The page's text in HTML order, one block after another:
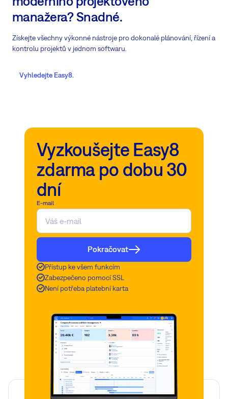
manažera? Snadné.
Získejte všechny výkonné nástroje pro dokonalé plánování, řízení a
kontrolu projektů v jednom softwaru.
Vyhledejte Easy8.
Vyzkoušejte Easy8
zdarma po dobu 30
dní
E-mail
Pokračovat
Přístup ke všem funkcím
Zabezpečeno pomocí SSL
Není potřeba platební karta